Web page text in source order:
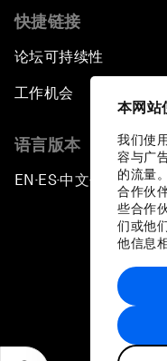
本网站
我们使
容与广
的流量
合作伙
些合作
们或他
他信息
快捷链接
论坛可持续性
工作机会
语言版本
EN ▪ ES▪中文▪ 日本語